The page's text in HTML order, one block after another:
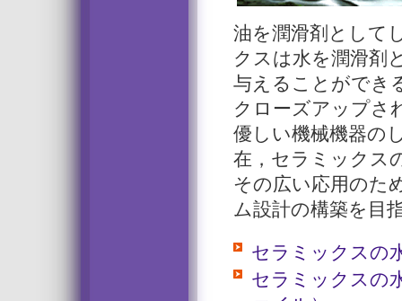
油を潤滑剤として
クス は水を潤滑剤
与えることができ
クローズアップさ
優しい機械機器の
在， セラミックス
その広い応用のた
ム設計の構築を目
セラミックスの
セラミックスの